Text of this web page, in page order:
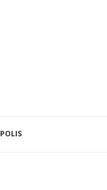
POLIS